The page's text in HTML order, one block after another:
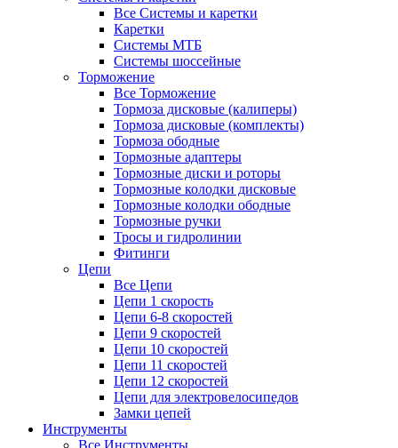
Все Системы и каретки
Каретки
Системы МТБ
Системы шоссейные
Торможение
Все Торможение
Тормоза дисковые (калиперы)
Тормоза дисковые (комплекты)
Тормоза ободные
Тормозные адаптеры
Тормозные диски и роторы
Тормозные колодки дисковые
Тормозные колодки ободные
Тормозные ручки
Тросы и гидролинии
Фитинги
Цепи
Все Цепи
Цепи 1 скорость
Цепи 6-8 скоростей
Цепи 9 скоростей
Цепи 10 скоростей
Цепи 11 скоростей
Цепи 12 скоростей
Цепи для электровелосипедов
Замки цепей
Инструменты
Все Инструменты